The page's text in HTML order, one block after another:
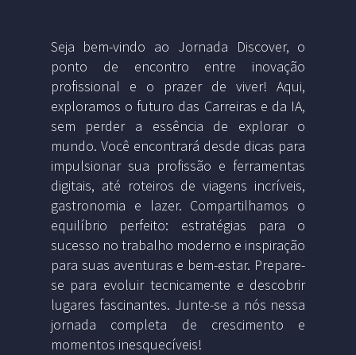
Seja bem-vindo ao Jornada Discover, o
ponto de encontro entre inovação
profissional e o prazer de viver! Aqui,
exploramos o futuro das Carreiras e da IA,
sem perder a essência de explorar o
mundo. Você encontrará desde dicas para
impulsionar sua profissão e ferramentas
digitais, até roteiros de viagens incríveis,
gastronomia e lazer. Compartilhamos o
equilíbrio perfeito: estratégias para o
sucesso no trabalho moderno e inspiração
para suas aventuras e bem-estar. Prepare-
se para evoluir tecnicamente e descobrir
lugares fascinantes. Junte-se a nós nessa
jornada completa de crescimento e
momentos inesquecíveis!